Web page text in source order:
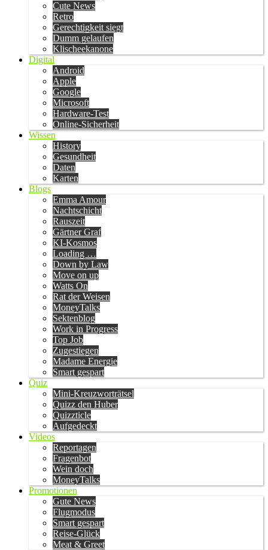
Cute News
Retro
Gerechtigkeit siegt
Dumm gelaufen
Klischeekanone
Digital
Android
Apple
Google
Microsoft
Hardware-Test
Online-Sicherheit
Wissen
History
Gesundheit
Daten
Karten
Blogs
Emma Amour
Nachtschicht
Rauszeit
Gärtner Graf
KI-Kosmos
Loading …
Down by Law
Move on up
Watts On
Rat der Weisen
MoneyTalks
Sektenblog
Work in Progress
Top Job
Zugestiegen
Madame Energie
Smart gespart
Quiz
Mini-Kreuzworträtsel
Quizz den Huber
Quizzticle
Aufgedeckt
Videos
Reportagen
Fragenbot
Wein doch
MoneyTalks
Promotionen
Gute News
Flugmodus
Smart gespart
Reise-Glück
Meat & Greet